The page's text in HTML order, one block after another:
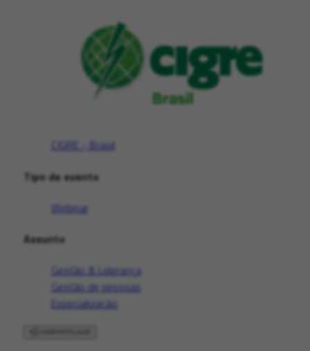
CIGRE - Brasil
Tipo de evento
Webinar
Assunto
Gestão & Liderança
Gestão de pessoas
Especialização